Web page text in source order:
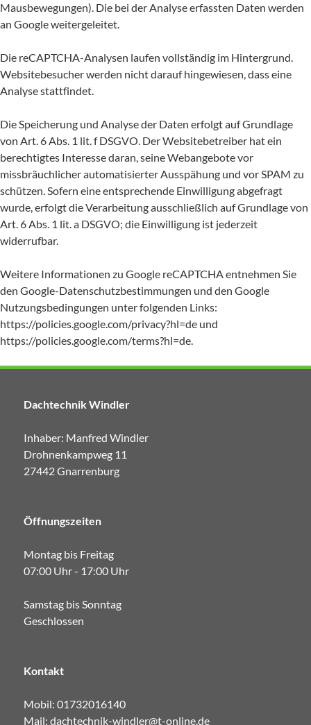
Mausbewegungen). Die bei der Analyse erfassten Daten werden
an Google weitergeleitet.
Die reCAPTCHA-Analysen laufen vollständig im Hintergrund.
Websitebesucher werden nicht darauf hingewiesen, dass eine
Analyse stattfindet.
Die Speicherung und Analyse der Daten erfolgt auf Grundlage
von Art. 6 Abs. 1 lit. f DSGVO. Der Websitebetreiber hat ein
berechtigtes Interesse daran, seine Webangebote vor
missbräuchlicher automatisierter Ausspähung und vor SPAM zu
schützen. Sofern eine entsprechende Einwilligung abgefragt
wurde, erfolgt die Verarbeitung ausschließlich auf Grundlage von
Art. 6 Abs. 1 lit. a DSGVO; die Einwilligung ist jederzeit
widerrufbar.
Weitere Informationen zu Google reCAPTCHA entnehmen Sie
den Google-Datenschutzbestimmungen und den Google
Nutzungsbedingungen unter folgenden Links:
https://policies.google.com/privacy?hl=de und
https://policies.google.com/terms?hl=de.
Dachtechnik Windler
Inhaber: Manfred Windler
Drohnenkampweg 11
27442 Gnarrenburg
Öffnungszeiten
Montag bis Freitag
07:00 Uhr - 17:00 Uhr
Samstag bis Sonntag
Geschlossen
Kontakt
Mobil: 01732016140
Mail: dachtechnik-windler@t-online.de